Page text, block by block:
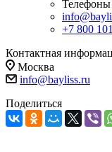
Телефоны
+7 800
Контактная
Москва
info@bayliss.ru
Поделиться